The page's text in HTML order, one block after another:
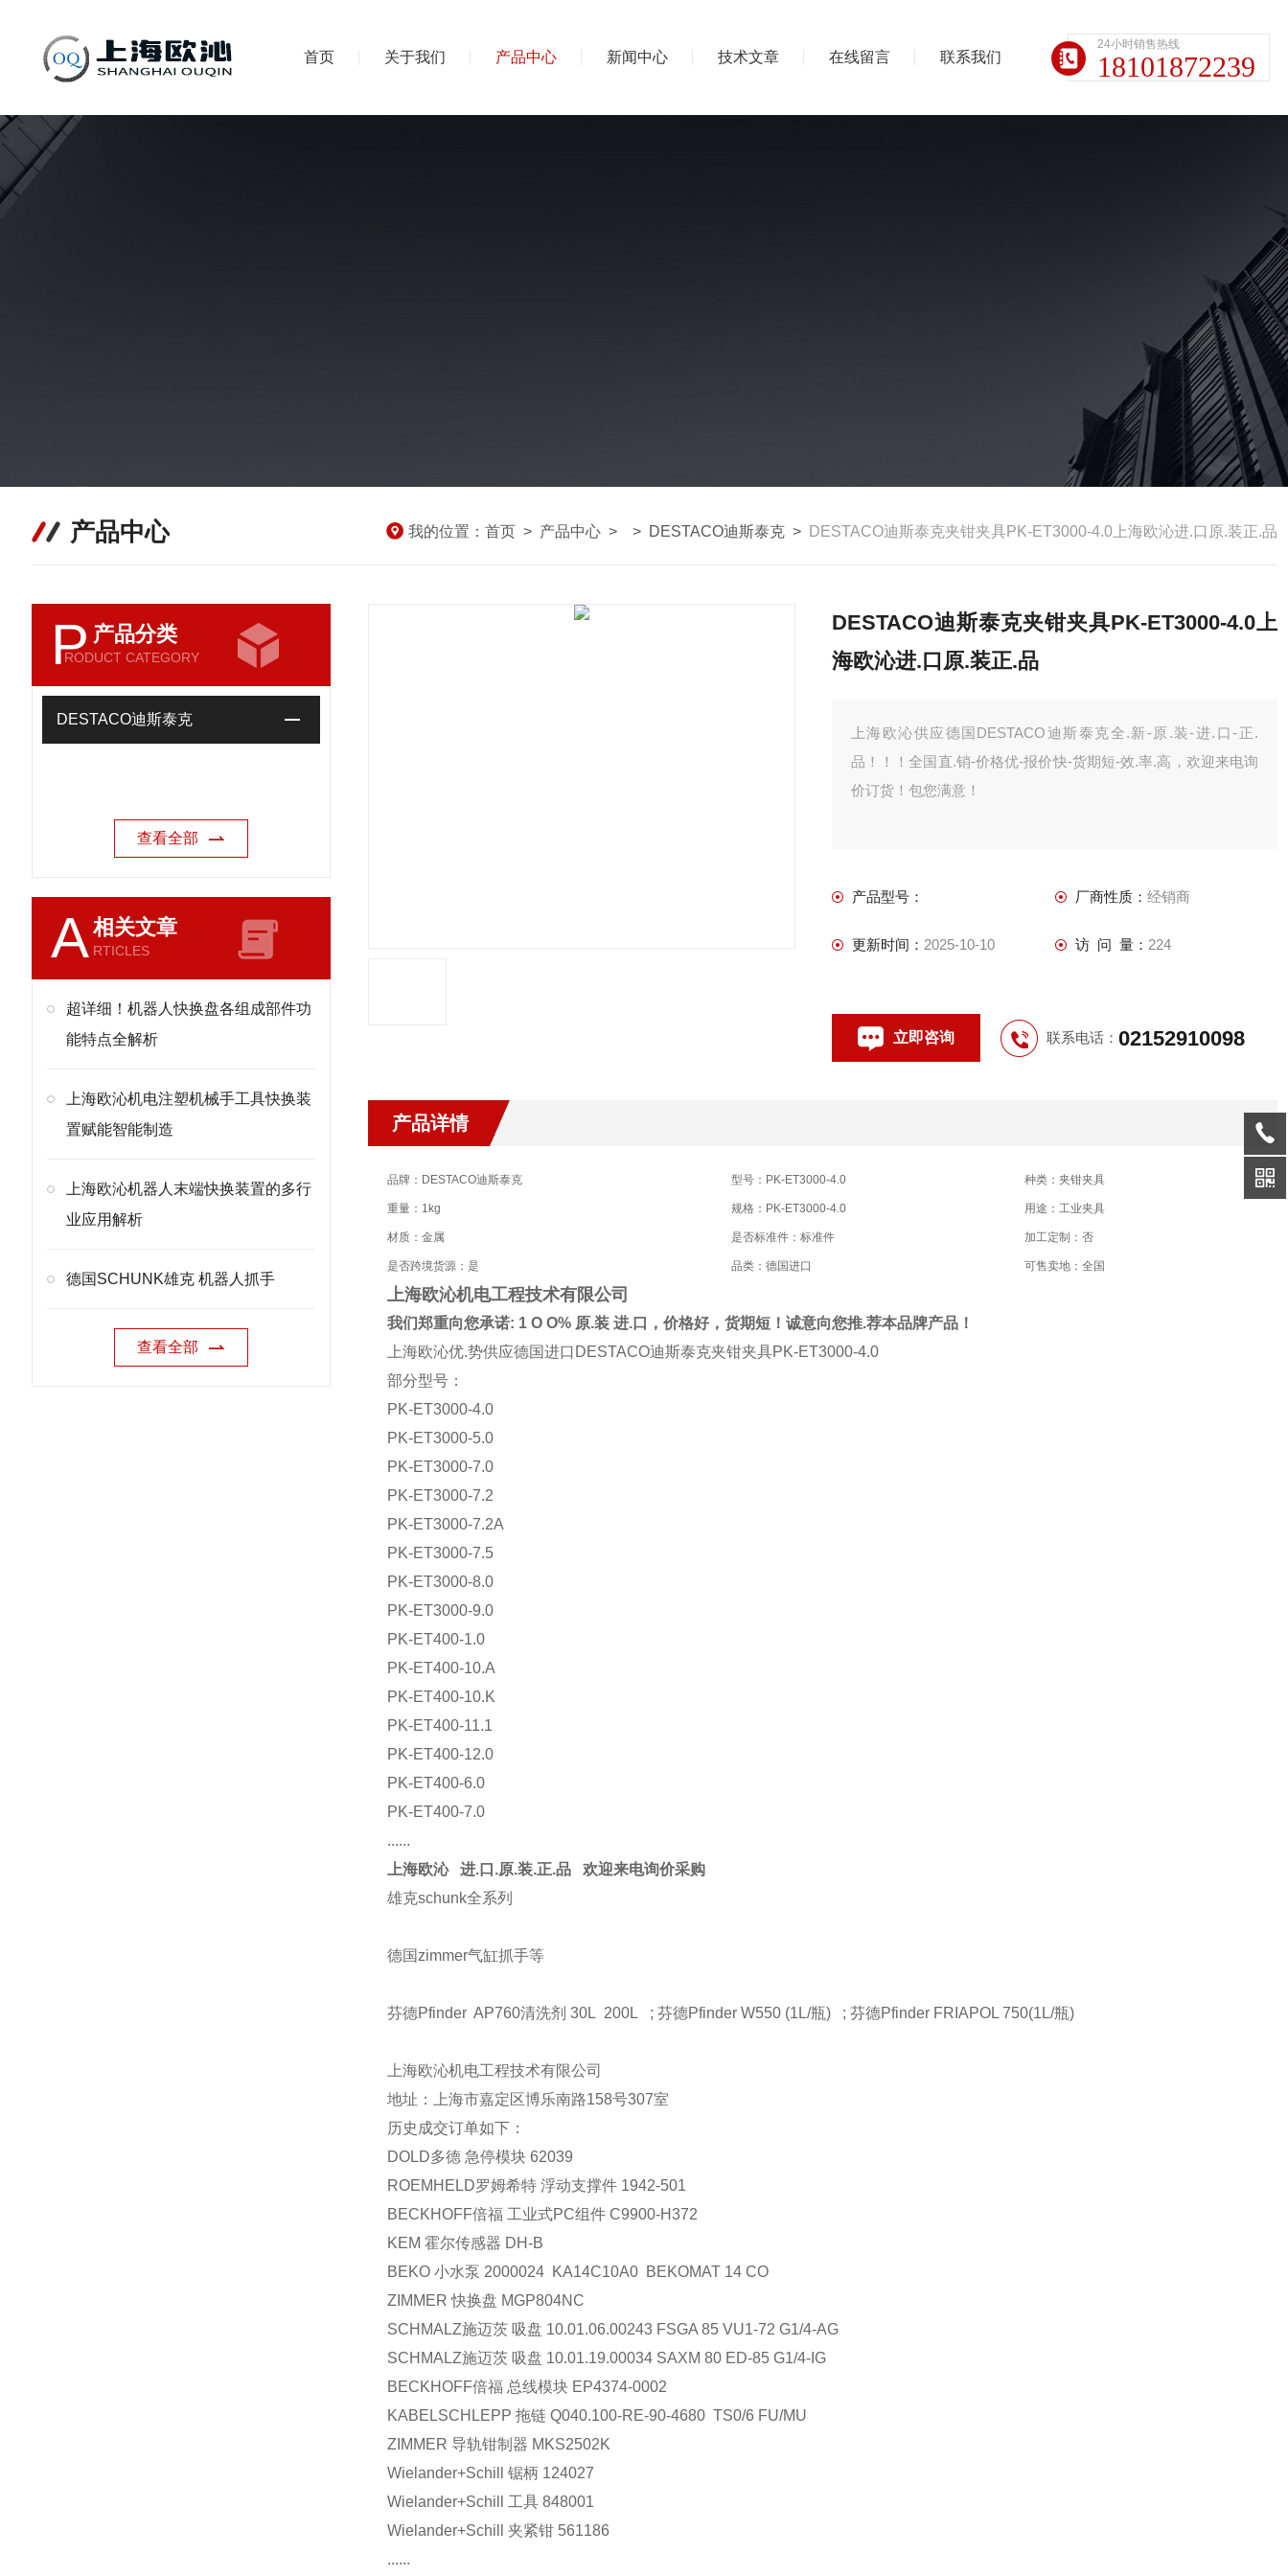
首页 关于我们 产品中心 新闻中心 技术文章 在线留言 联系我们
24小时销售热线
18101872239
产品中心 我的位置： 首页 > 产品中心 > > DESTACO迪斯泰克 > DESTACO迪斯泰克夹钳夹具PK-ET3000-4.0上海欧沁进.口原.装正.品
P 产品分类
RODUCT CATEGORY
DESTACO迪斯泰克
查看全部
A相关文章
RTICLES
超详细！机器人快换盘各组成部件功
能特点全解析
上海欧沁机电注塑机械手工具快换装
置赋能智能制造
上海欧沁机器人末端快换装置的多行
业应用解析
德国SCHUNK雄克 机器人抓手
查看全部
DESTACO迪斯泰克夹钳夹具PK-ET3000-4.0上
海欧沁进.口原.装正.品
上海欧沁供应德国DESTACO迪斯泰克全.新-原.装-进.口-正.
品！！！全国直.销-价格优-报价快-货期短-效.率.高，欢迎来电询
价订货！包您满意！
产品型号： 厂商性质： 经销商
更新时间： 2025-10-10 访 问 量： 224
立即咨询 联系电话： 02152910098
产品详情
品牌：DESTACO迪斯泰克 型号：PK-ET3000-4.0 种类：夹钳夹具
重量：1kg 规格：PK-ET3000-4.0 用途：工业夹具
材质：金属 是否标准件：标准件 加工定制：否
是否跨境货源：是 品类：德国进口 可售卖地：全国
上海欧沁机电工程技术有限公司
我们郑重向您承诺: 1 O O% 原.装 进.口，价格好，货期短！诚意向您推.荐本品牌产品！
上海欧沁优.势供应德国进口DESTACO迪斯泰克夹钳夹具PK-ET3000-4.0
部分型号：
PK-ET3000-4.0
PK-ET3000-5.0
PK-ET3000-7.0
PK-ET3000-7.2
PK-ET3000-7.2A
PK-ET3000-7.5
PK-ET3000-8.0
PK-ET3000-9.0
PK-ET400-1.0
PK-ET400-10.A
PK-ET400-10.K
PK-ET400-11.1
PK-ET400-12.0
PK-ET400-6.0
PK-ET400-7.0
......
上海欧沁 进.口.原.装.正.品 欢迎来电询价采购
雄克schunk全系列
德国zimmer气缸抓手等
芬德Pfinder AP760清洗剂 30L 200L ; 芬德Pfinder W550 (1L/瓶) ; 芬德Pfinder FRIAPOL 750(1L/瓶)
上海欧沁机电工程技术有限公司
地址：上海市嘉定区博乐南路158号307室
历史成交订单如下：
DOLD多德 急停模块 62039
ROEMHELD罗姆希特 浮动支撑件 1942-501
BECKHOFF倍福 工业式PC组件 C9900-H372
KEM 霍尔传感器 DH-B
BEKO 小水泵 2000024 KA14C10A0 BEKOMAT 14 CO
ZIMMER 快换盘 MGP804NC
SCHMALZ施迈茨 吸盘 10.01.06.00243 FSGA 85 VU1-72 G1/4-AG
SCHMALZ施迈茨 吸盘 10.01.19.00034 SAXM 80 ED-85 G1/4-IG
BECKHOFF倍福 总线模块 EP4374-0002
KABELSCHLEPP 拖链 Q040.100-RE-90-4680 TS0/6 FU/MU
ZIMMER 导轨钳制器 MKS2502K
Wielander+Schill 锯柄 124027
Wielander+Schill 工具 848001
Wielander+Schill 夹紧钳 561186
......